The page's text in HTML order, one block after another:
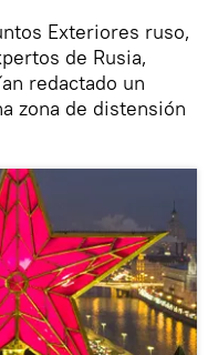
Exteriores ruso,
de Rusia,
redactado un
zona de distensión